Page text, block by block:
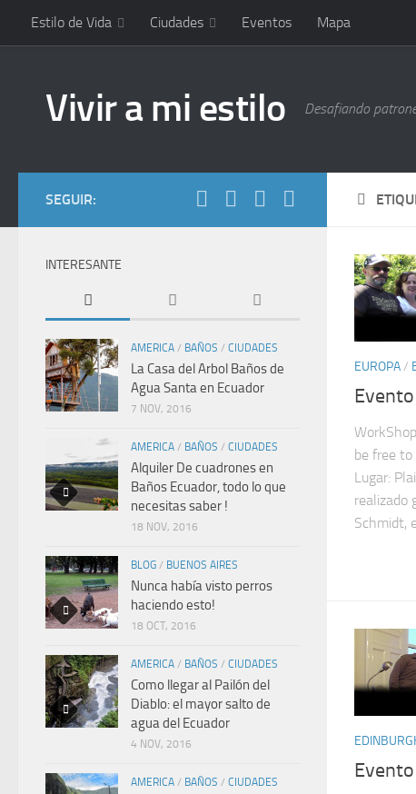
Estilo de Vida Ciudades Eventos Mapa
Vivir a mi estilo Desafiando
EUROPA/
be free to
Lugar:
realizado
Schmidt,
SEGUIR:
INTERESANTE
AMERICA / BAÑOS / CIUDADES
La Casa del Arbol Baños de
Agua Santa en Ecuador
7 NOV, 2016
AMERICA / BAÑOS / CIUDADES
Alquiler De cuadrones en
Baños Ecuador, todo lo que
necesitas saber !
18 NOV, 2016
BLOG / BUENOS AIRES
Nunca había visto perros
haciendo esto!
18 OCT, 2016
AMERICA / BAÑOS / CIUDADES
Como llegar al Pailón del
Diablo: el mayor salto de
agua del Ecuador
4 NOV, 2016
AMERICA / BAÑOS / CIUDADES